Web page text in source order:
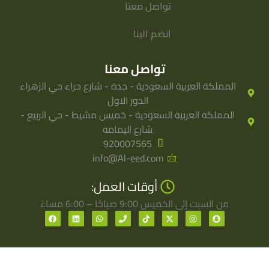
تواصل معنا
انضم الينا
تواصل معنا
المملكة العربية السعودية - جدة - شارع حراء حي الزهراء
الدور الاول
المملكة العربية السعودية - خميس مشيط - حي الربيع -
شارع اليمامه
920007565
info@Al-eed.com
أوقات العمل:
من السبت إلى الخميس 9:00 صباحًا – 6:00 مساءً